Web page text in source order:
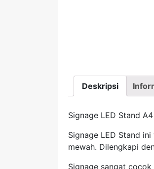
Deskripsi
Signage LED Stand
Signage LED Stand
mewah. Dilengkapi
Signage sangat